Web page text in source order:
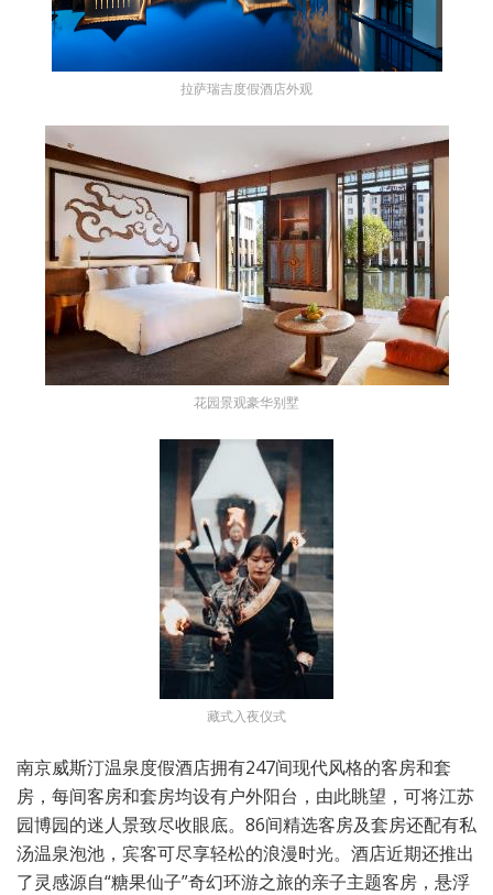
拉萨瑞吉度假酒店外观
花园景观豪华别墅
藏式入夜仪式
南京威斯汀温泉度假酒店拥有247间现代风格的客房和套
房，每间客房和套房均设有户外阳台，由此眺望，可将江苏
园博园的迷人景致尽收眼底。86间精选客房及套房还配有私
汤温泉泡池，宾客可尽享轻松的浪漫时光。酒店近期还推出
了灵感源自“糖果仙子”奇幻环游之旅的亲子主题客房，悬浮